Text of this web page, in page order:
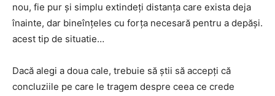
nou, fie pur și simplu extindeți distanța care exista deja
înainte, dar bineînțeles cu forța necesară pentru a depăși.
acest tip de situatie…
Dacă alegi a doua cale, trebuie să știi să accepți că
concluziile pe care le tragem despre ceea ce crede